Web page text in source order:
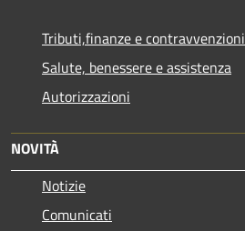
Tributi,finanze e contravvenzioni
Salute, benessere e assistenza
Autorizzazioni
NOVITÀ
Notizie
Comunicati